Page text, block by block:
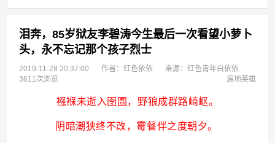
泪奔，85岁狱友李碧涛今生最后一次看望小萝卜
头，永不忘记那个孩子烈士
2019-11-28 20:37:00 作者：红色依依
来源：红色青年白依依
3611次浏览
遍地英雄
襁褓未逝入囹圄，野狼成群路崎岖。
阴暗潮狭终不改，霉餐伴之度朝夕。